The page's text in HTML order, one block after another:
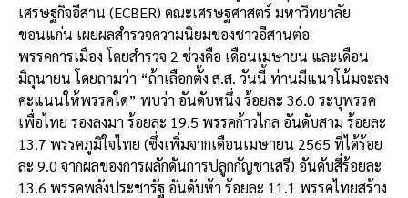
b
o
o
k
l
n
k
เศรษฐกิจอีสาน (ECBER) คณะเศรษฐศาสตร์ มหาวิทยาลัย
ขอนแก่น เผยผลสำรวจความนิยมของชาวอีสานต่อ
พรรคการเมือง โดยสำรวจ 2 ช่วงคือ เดือนเมษายน และเดือน
มิถุนายน โดยถามว่า “ถ้าเลือกตั้ง ส.ส. วันนี้ ท่านมีแนวโน้มจะลง
คะแนนให้พรรคใด” พบว่า อันดับหนึ่ง ร้อยละ 36.0 ระบุพรรค
เพื่อไทย รองลงมา ร้อยละ 19.5 พรรคก้าวไกล อันดับสาม ร้อยละ
13.7 พรรคภูมิใจไทย (ซึ่งเพิ่มจากเดือนเมษายน 2565 ที่ได้ร้อย
ละ 9.0 จากผลของการผลักดันการปลูกกัญชาเสรี) อันดับสี่ร้อยละ
13.6 พรรคพลังประชารัฐ อันดับห้า ร้อยละ 11.1 พรรคไทยสร้าง